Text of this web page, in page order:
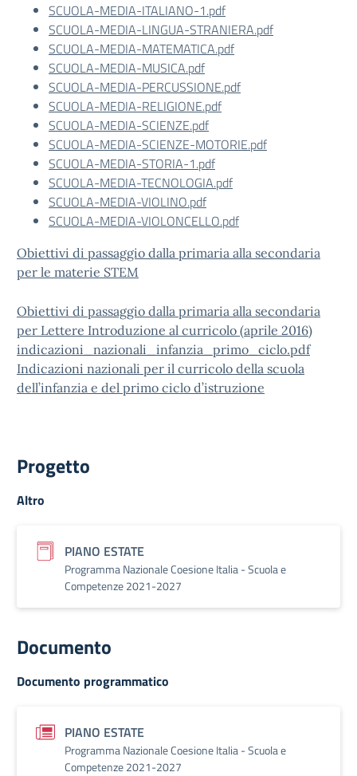
SCUOLA-MEDIA-ITALIANO-1.pdf
SCUOLA-MEDIA-LINGUA-STRANIERA.pdf
SCUOLA-MEDIA-MATEMATICA.pdf
SCUOLA-MEDIA-MUSICA.pdf
SCUOLA-MEDIA-PERCUSSIONE.pdf
SCUOLA-MEDIA-RELIGIONE.pdf
SCUOLA-MEDIA-SCIENZE.pdf
SCUOLA-MEDIA-SCIENZE-MOTORIE.pdf
SCUOLA-MEDIA-STORIA-1.pdf
SCUOLA-MEDIA-TECNOLOGIA.pdf
SCUOLA-MEDIA-VIOLINO.pdf
SCUOLA-MEDIA-VIOLONCELLO.pdf
Obiettivi di passaggio dalla primaria alla secondaria
per le materie STEM
Obiettivi di passaggio dalla primaria alla secondaria
per Lettere Introduzione al curricolo (aprile 2016)
indicazioni_nazionali_infanzia_primo_ciclo.pdf
Indicazioni nazionali per il curricolo della scuola
dell’infanzia e del primo ciclo d’istruzione
Progetto
Altro
PIANO ESTATE
Programma Nazionale Coesione Italia - Scuola e
Competenze 2021-2027
Documento
Documento programmatico
PIANO ESTATE
Programma Nazionale Coesione Italia - Scuola e
Competenze 2021-2027